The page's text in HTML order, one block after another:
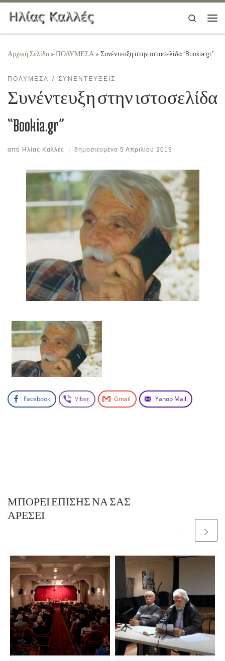
Μετάβαση στο περιεχόμενο
Search
Αρχική Σελίδα » ΠΟΛΥΜΕΣΑ » Συνέντευξη στην ιστοσελίδα “Bookia.gr”
ΠΟΛΥΜΕΣΑ ΣΥΝΕΝΤΕΥΞΕΙΣ
Συνέντευξη στην ιστοσελίδα
“Bookia.gr”
από Ηλίας Καλλές | δημοσιευμένο 5 Απριλίου 2019
Facebook Viber Gmail Yahoo Mail
ΜΠΟΡΕΊ ΕΠΊΣΗΣ ΝΑ ΣΑΣ
ΑΡΈΣΕΙ